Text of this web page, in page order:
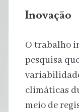
Inovação
O trabalho
pesquisa
climáticas
meio de